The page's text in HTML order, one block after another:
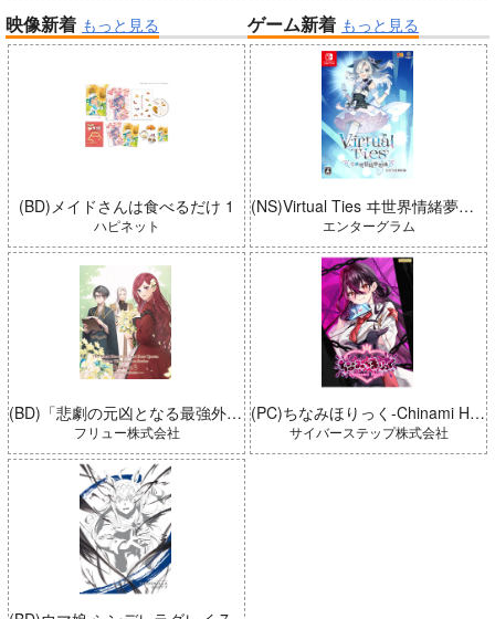
映像新着 もっと見る
(BD)メイドさんは食べるだけ 1
ハピネット
(BD)「悲劇の元凶となる最強外道ラスボス女王は民の為に尽くします。 Season2」BD-BOX 上巻
フリュー株式会社
ゲーム新着 もっと見る
(NS)Virtual Ties ヰ世界情緒夢想曲 完全生産限定版
エンターグラム
(PC)ちなみほりっく-Chinami Holic 特典付き 限定ボックス
サイバーステップ株式会社